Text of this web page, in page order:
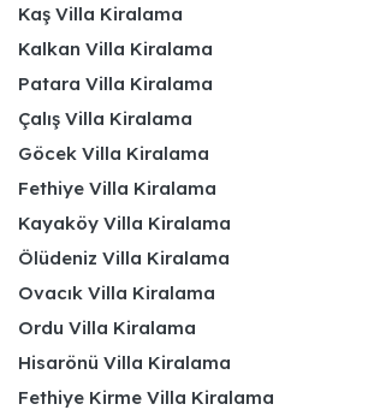
Kaş Villa Kiralama
Kalkan Villa Kiralama
Patara Villa Kiralama
Çalış Villa Kiralama
Göcek Villa Kiralama
Fethiye Villa Kiralama
Kayaköy Villa Kiralama
Ölüdeniz Villa Kiralama
Ovacık Villa Kiralama
Ordu Villa Kiralama
Hisarönü Villa Kiralama
Fethiye Kirme Villa Kiralama